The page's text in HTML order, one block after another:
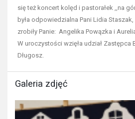
się też koncert kolęd i pastorałek ,,na
była odpowiedzialna Pani Lidia
zrobiły Panie: Angelika Powązka i
W uroczystości wzięła udział Zastępca
Długosz.
Galeria zdjęć